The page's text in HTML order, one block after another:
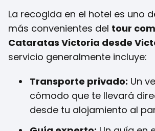
La recogida en el hotel es uno
más convenientes del tour
Cataratas Victoria desde
servicio generalmente incluye:
Transporte privado: Un
cómodo que te llevará
desde tu alojamiento al